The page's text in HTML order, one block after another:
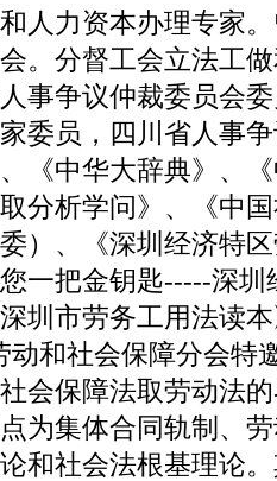
力资本办理专家。
。分督工会立法工
事争议仲裁委员会
委员，四川省人事
《中华大辞典》、
分析学问》、《中
）、《深圳经济特
一把金钥匙-----深
圳市劳务工用法读
动和社会保障分会特
会保障法取劳动法
为集体合同轨制、
和社会法根基理论